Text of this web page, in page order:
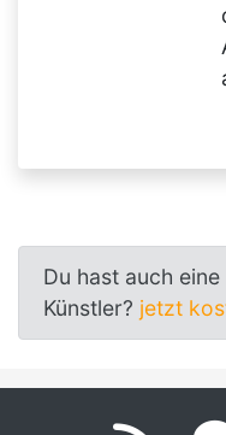
Du hast auch
Künstler? jetzt